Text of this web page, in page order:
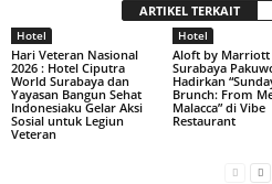
ARTIKEL TERKAIT
Hotel
Hari Veteran Nasional
2026 : Hotel Ciputra
World Surabaya dan
Yayasan Bangun Sehat
Indonesiaku Gelar Aksi
Sosial untuk Legiun
Veteran
Hotel
Aloft by Marriott
Surabaya
Hadirkan
Brunch: From
Malacca” di Vibe
Restaurant